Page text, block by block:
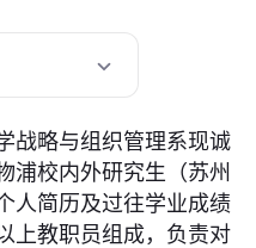
战略与组织管理系现诚
浦校内外研究生（苏州
人简历及过往学业成绩
上教职员组成，负责对